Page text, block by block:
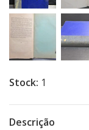
Stock: 1
Descrição